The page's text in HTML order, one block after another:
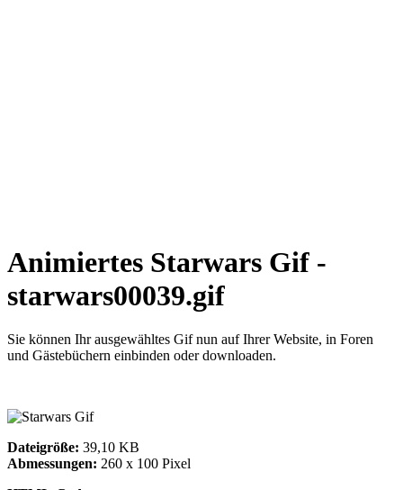
Animiertes Starwars Gif -
starwars00039.gif
Sie können Ihr ausgewähltes Gif nun auf Ihrer Website, in Foren
und Gästebüchern einbinden oder downloaden.
Dateigröße: 39,10 KB
Abmessungen: 260 x 100 Pixel